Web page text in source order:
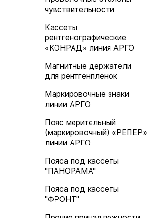
чувствительности
Кассеты
рентгенографические
«КОНРАД» линия АРГО
Магнитные держатели
для рентгенпленок
Маркировочные знаки
линии АРГО
Пояс мерительный
(маркировочный) «РЕПЕР»
линии АРГО
Пояса под кассеты
"ПАНОРАМА"
Пояса под кассеты
"ФРОНТ"